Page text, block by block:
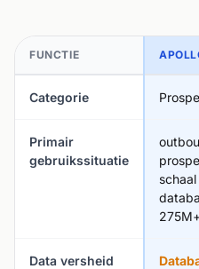
FUNCTIE
Categorie
Primair
gebruikssituatie
Data versheid